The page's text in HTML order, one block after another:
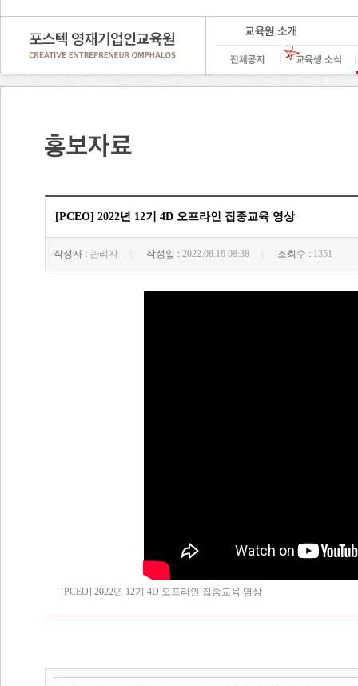
[PCEO] 2022년 12기 4D 오프라인 집중교육 영상
작성자 : 관리자 작성일 : 2022.08.16 08:38 조회수 : 1351
[PCEO] 2022년 12기 4D 오프라인 집중교육 영상